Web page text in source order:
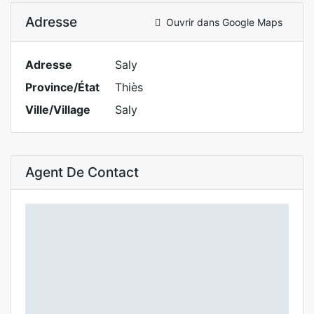
Adresse Ouvrir dans Google Maps
Adresse
Saly
Province/État
Thiès
Ville/Village
Saly
Agent De Contact